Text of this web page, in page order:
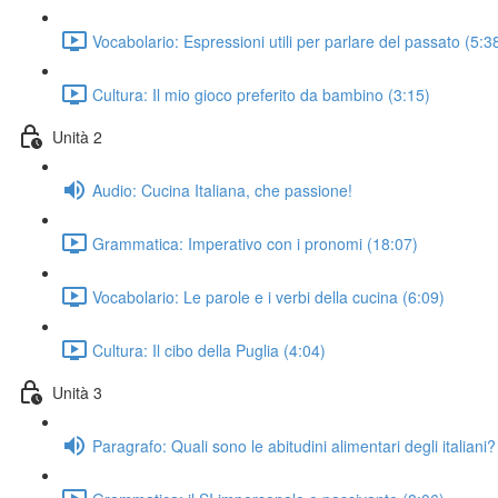
Vocabolario: Espressioni utili per parlare del passato
Cultura: Il mio gioco preferito da bambino (3:15)
Unità 2
Audio: Cucina Italiana, che passione!
Grammatica: Imperativo con i pronomi (18:07)
Vocabolario: Le parole e i verbi della cucina (6:09)
Cultura: Il cibo della Puglia (4:04)
Unità 3
Paragrafo: Quali sono le abitudini alimentari degli italiani?